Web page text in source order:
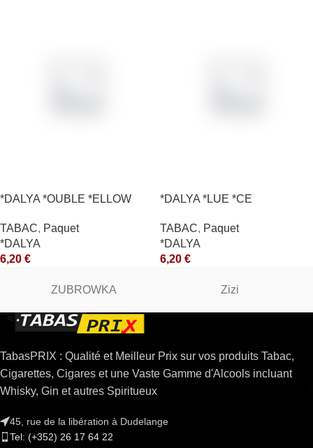
*DALYA *OUBLE *ELLOW
TABAC, Paquet
*DALYA
6,20 €
*DALYA *LUE *CE
TABAC, Paquet
*DALYA
6,20 €
ZUBROWKA Zizi
TabasPRIX : Qualité et Meilleur Prix sur vos produits Tabac,
Cigarettes, Cigares et une Vaste Gamme d'Alcools incluant
Whisky, Gin et autres Spiritueux
45, rue de la libération à Dudelange
Tel: (+352) 26 17 64 22